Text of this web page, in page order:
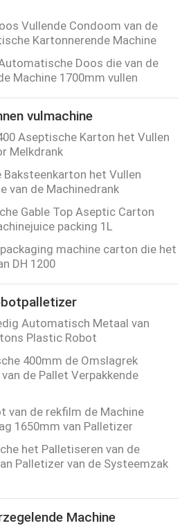
Vullende Condoom van de
Kartonnerende Machine
Doos die van de
Machine 1700mm vullen
vulmachine
Aseptische Karton het Vullen
Melkdrank
het Vullen
van de Machinedrank
Gable Top Aseptic Carton
packing 1L
machine carton die het
DH 1200
Automatisch Metaal van
Plastic Robot
400mm de Omslagrek
de Pallet Verpakkende
van de rekfilm de Machine
1650mm van Palletizer
het Palletiseren van de
Palletizer van de Systeemzak
Machine